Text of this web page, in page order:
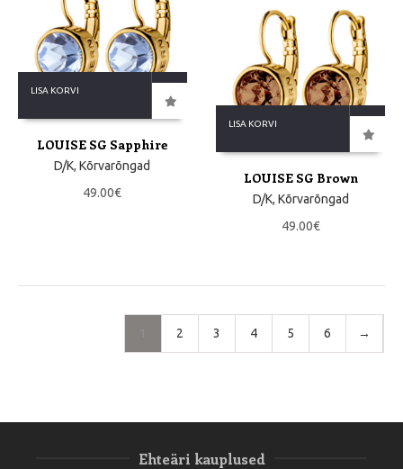
LISA KORVI
LOUISE SG Sapphire
D/K,Kõrvarõngad
49.00€
LISA KORVI
LOUISE SG Brown
D/K, Kõrvarõngad
49.00€
1 2 3 4 5 6 →
Ehteäri kauplused